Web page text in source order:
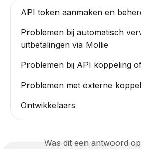
API token aanmaken en
Problemen bij automatisch
uitbetalingen via Mollie
Problemen bij API koppeling
Problemen met externe
Ontwikkelaars
Was dit een antwoord